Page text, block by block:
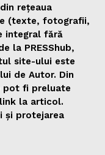
rețeaua
(texte, fotografii,
integral fără
la PRESShub,
site-ului este
de Autor. Din
pot fi preluate
la articol.
și protejarea